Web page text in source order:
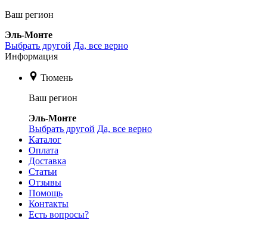
Ваш регион
Эль-Монте
Выбрать другой Да, все верно
Информация
Тюмень
Ваш регион
Эль-Монте
Выбрать другой Да, все верно
Каталог
Оплата
Доставка
Статьи
Отзывы
Помощь
Контакты
Есть вопросы?